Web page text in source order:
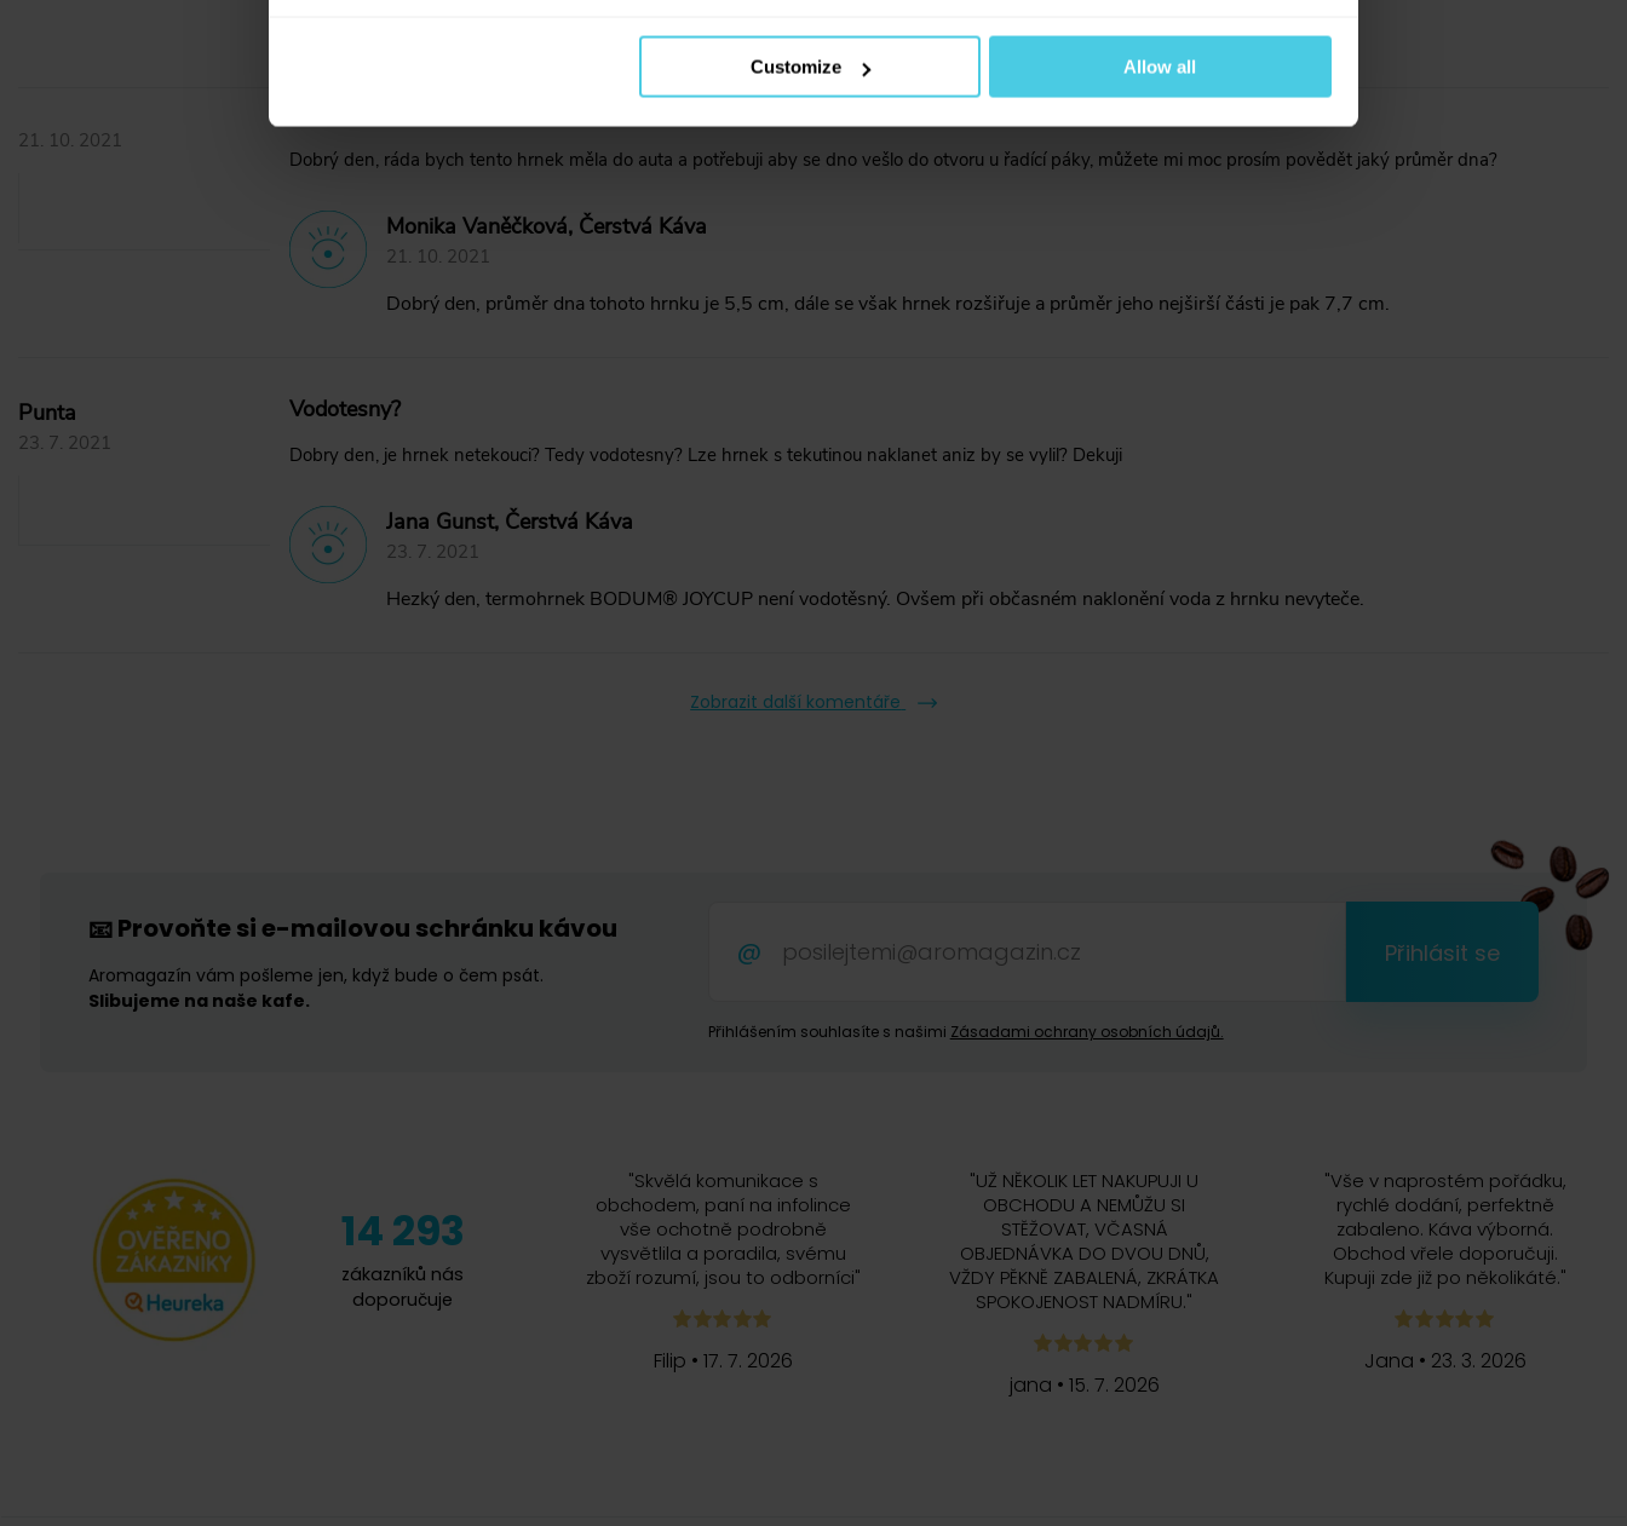
Customize Allow all
Dobrý den, termohrnek BODUM® JOYCUP (11889-01S) je plastový. :)
21. 10. 2021
Dobrý den, ráda bych tento hrnek měla do auta a potřebuji aby se dno vešlo do otvoru u řadící páky, můžete mi moc prosím povědět jaký průměr dna?
Monika Vaněčková, Čerstvá Káva
21. 10. 2021
Dobrý den, průměr dna tohoto hrnku je 5,5 cm, dále se však hrnek rozšiřuje a průměr jeho nejširší části je pak 7,7 cm.
Punta
23. 7. 2021
Vodotesny?
Dobry den, je hrnek netekouci? Tedy vodotesny? Lze hrnek s tekutinou naklanet aniz by se vylil? Dekuji
Jana Gunst, Čerstvá Káva
23. 7. 2021
Hezký den, termohrnek BODUM® JOYCUP není vodotěsný. Ovšem při občasném naklonění voda z hrnku nevyteče.
Zobrazit další komentáře
📧Provoňte si e-mailovou schránku kávou
Aromagazín vám pošleme jen, když bude o čem psát.
Slibujeme na naše kafe.
Přihlásit se
Přihlášením souhlasíte s našimi Zásadami ochrany osobních údajů.
14 293
zákazníků nás
doporučuje
"Skvělá komunikace s
obchodem, paní na infolince
vše ochotně podrobně
vysvětlila a poradila, svému
zboží rozumí, jsou to odborníci"
Filip • 17. 7. 2026
"UŽ NĚKOLIK LET NAKUPUJI U
OBCHODU A NEMŮŽU SI
STĚŽOVAT, VČASNÁ
OBJEDNÁVKA DO DVOU DNŮ,
VŽDY PĚKNĚ ZABALENÁ, ZKRÁTKA
SPOKOJENOST NADMÍRU."
jana • 15. 7. 2026
"Vše v naprostém pořádku,
rychlé dodání, perfektně
zabaleno. Káva výborná.
Obchod vřele doporučuji.
Kupuji zde již po několikáté."
Jana • 23. 3. 2026